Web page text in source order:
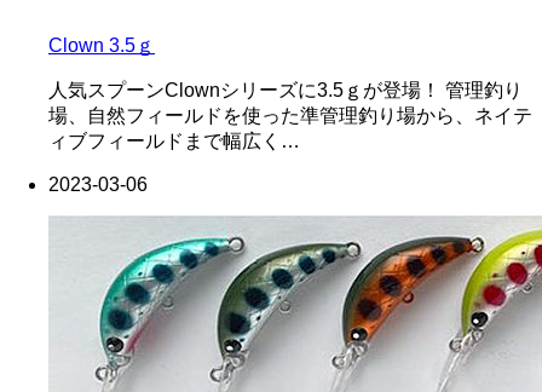
Clown 3.5ｇ
人気スプーンClownシリーズに3.5ｇが登場！ 管理釣り
場、自然フィールドを使った準管理釣り場から、ネイテ
ィブフィールドまで幅広く…
2023-03-06